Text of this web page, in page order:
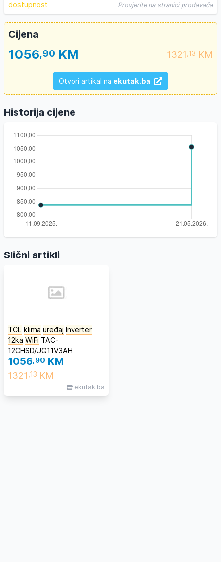
dostupnost
Provjerite na stranici prodavača
Cijena
1056,90 KM 1321,13KM
Otvori artikal na ekutak.ba
Historija cijene
Slični artikli
TCL klima uređaj Inverter
12ka WiFi TAC-
12CHSD/UG11V3AH
1056,90 KM
1321,13KM
ekutak.ba